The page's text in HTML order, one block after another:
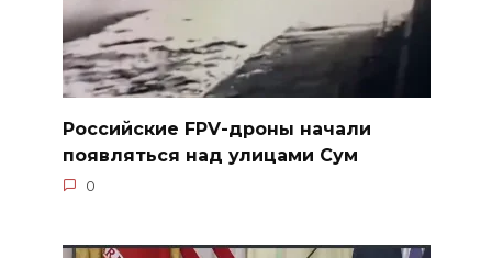
Российские FPV-дроны начали
появляться над улицами Сум
0